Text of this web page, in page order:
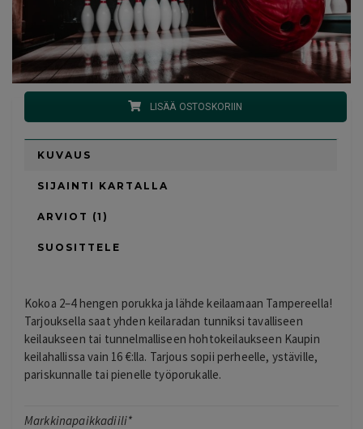
LISÄÄ OSTOSKORIIN
KUVAUS
SIJAINTI KARTALLA
ARVIOT (1)
SUOSITTELE
Kokoa 2–4 hengen porukka ja lähde keilaamaan Tampereella!
Tarjouksella saat yhden keilaradan tunniksi tavalliseen
keilaukseen tai tunnelmalliseen hohtokeilaukseen Kaupin
keilahallissa vain 16 €:lla. Tarjous sopii perheelle, ystäville,
pariskunnalle tai pienelle työporukalle.
Markkinapaikkadiili*